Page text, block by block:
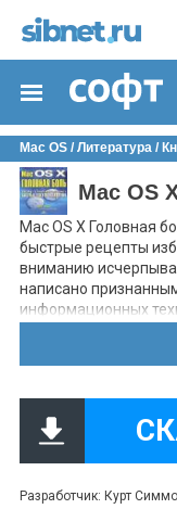
Mac OS / Литература /
Mac OS
Mac OS X Головная
быстрые рецепты
вниманию
написано
информационных
найдете ответы на
простых, связанных
Разработчик: Курт